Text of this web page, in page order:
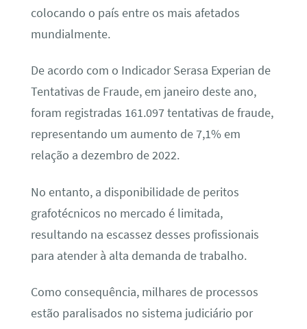
colocando o país entre os mais afetados
mundialmente.
De acordo com o Indicador Serasa Experian de
Tentativas de Fraude, em janeiro deste ano,
foram registradas 161.097 tentativas de fraude,
representando um aumento de 7,1% em
relação a dezembro de 2022.
No entanto, a disponibilidade de peritos
grafotécnicos no mercado é limitada,
resultando na escassez desses profissionais
para atender à alta demanda de trabalho.
Como consequência, milhares de processos
estão paralisados no sistema judiciário por